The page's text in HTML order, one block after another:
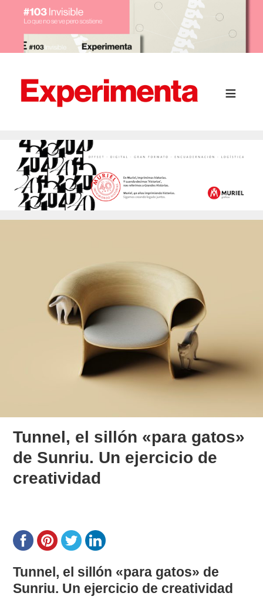
Tunnel, el sillón «para gatos»
de Sunriu. Un ejercicio de
creatividad
Tunnel, el sillón «para gatos» de
Sunriu. Un ejercicio de creatividad